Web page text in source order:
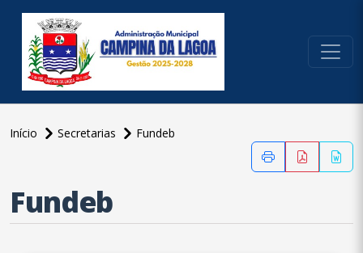
Início Secretarias
Fundeb
Fundeb